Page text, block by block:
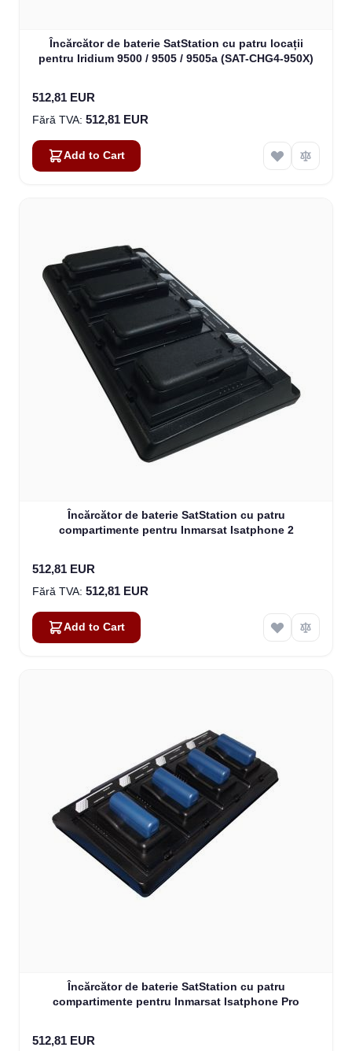
Încărcător de baterie SatStation cu patru locații
pentru Iridium 9500 / 9505 / 9505a (SAT-CHG4-950X)
512,81 EUR
512,81 EUR
Add to Cart
Încărcător de baterie SatStation cu patru
compartimente pentru Inmarsat Isatphone 2
512,81 EUR
512,81 EUR
Add to Cart
Încărcător de baterie SatStation cu patru
compartimente pentru Inmarsat Isatphone Pro
512,81 EUR